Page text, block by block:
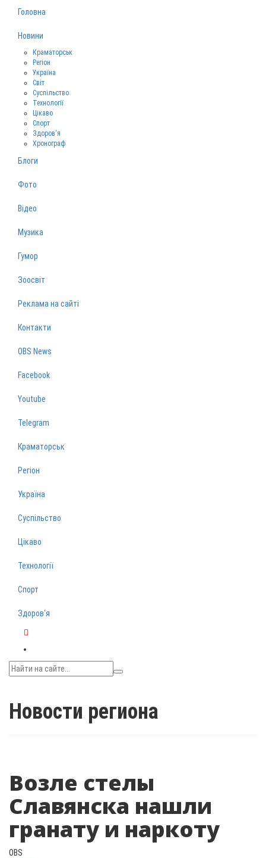
Головна
Новини
Краматорськ
Регіон
Україна
Світ
Суспільство
Технології
Цікаво
Спорт
Здоров‘я
Хронограф
Блоги
Фото
Відео
Музика
Гумор
Зоосвіт
Реклама на сайті
Контакти
OBS News
Facebook
Youtube
Telegram
Краматорськ
Регіон
Україна
Суспільство
Цікаво
Технології
Спорт
Здоров‘я
Новости региона
Возле стелы
Славянска нашли
гранату и наркоту
OBS